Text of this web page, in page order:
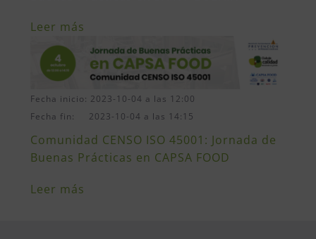
Leer más
Fecha inicio: 2023-10-04 a las 12:00
Fecha fin: 2023-10-04 a las 14:15
Comunidad CENSO ISO 45001: Jornada de
Buenas Prácticas en CAPSA FOOD
Leer más